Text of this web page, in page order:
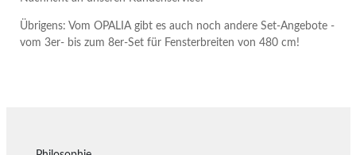
Übrigens: Vom OPALIA gibt es auch noch andere Set-Angebote -
vom 3er- bis zum 8er-Set für Fensterbreiten von 480 cm!